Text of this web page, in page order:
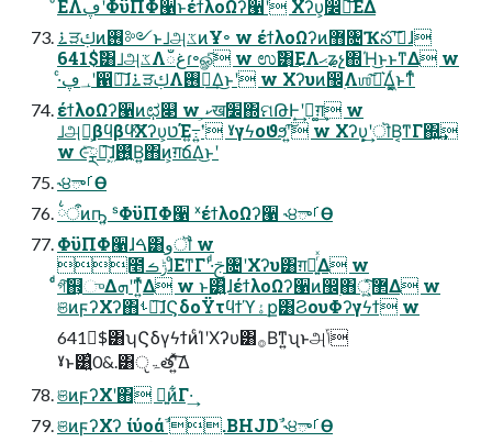
ͦΕΛڥʹΦϋΠΦ੡ͱέϯλοΩʔ੡ʹ Χʔυ͕෼ผ͞ΕΔ
࠶ੜࢴͷ࢖༻ͱࡋஅػͷҰ৽ w έϯλοΩʔͷ޻৔Ҡసʹࡍ͠ɺ
641$ࣾ͸ࡋஅػΛഁغɾ৽ௐͨ͠ w ಉࣾ͸͜ΕΛޙʑչ΍Ή͜ͱͱͳΔ w
·ͨ؀ڥʹ഑ྀ͠ɺ࠶ੜࢴΛ࢖༻͢Δ͜ͱʹ w Χʔυͷ඼࣭Λஶ͘͠Լ͛Δ͖͔͚ͬͱͳͬͨ
έϯλοΩʔ੡ͷಛ௃ w ކ͕ख׼΍ମԹͰ͙͢ʹ༹͚ग़͢ w
ࡋஅ໘͕βϥβϥͯ͠Χʔυ͕טΈ߹͍ʹ͍͘ ˠγϟοϑϧ͠ʹ͍͘ w Χʔυ͕͙͢ʹॊΒ͔͘ͳΓ΍͍͢
w ૯ͯ͡ྼԽ͕ܹ͘͠ɺ࢖͍ͮΒ͍΋ͷ͕ग़ճΔ͜ͱʹ
˞੪ాࡱӨ
྆ऀͷҧ͍ ˢΦϋΠΦ੡ ˣέϯλοΩʔ੡ ˞੪ాࡱӨ
ΦϋΠΦ੡ɺࠓ͸وॏ w
೥ݱࡏɺͦΕͳΓʹ·ͩࢢ৔ʹΧʔυ͸ग़ճ͍ͬͯΔ w
ͨͩগ͠஋͕ுΔܗʹͳ͍ͬͯΔ w ͱ͸͍͑ɺέϯλοΩʔ੡ͷ඼࣭΋޲্͖͍ͯͯ͠Δ w
ଞͷϝʔΧʔ΋ࢀೖ͠ɺϚδοΫτϥϯϓۀք͸ϨουΦʔγϟϯ w
641$ࣾ͸ʮϚδγϟϯͷͨΊʹΧʔυ͸࡞Βͳ͍ʯͱஅݴ
ˠͱ͸͍͑0&.͸ੵۃతʹ͍ͯ͠Δ
ଞͷϝʔΧʹ΋ ྑ͍ͷ͋Γ·͢
ଞͷϝʔΧʔ ίύοάࣾ .BHJDࣾ ˞੪ాࡱӨ